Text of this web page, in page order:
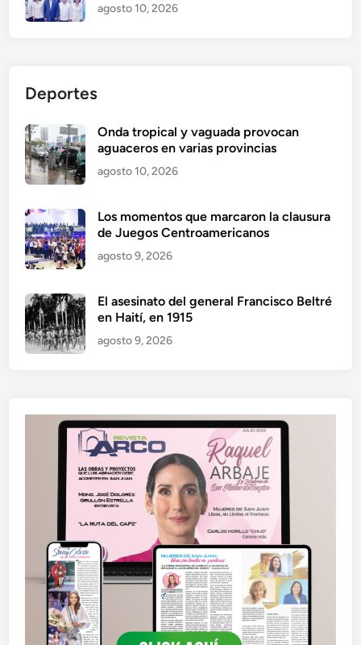
agosto 10, 2026
Deportes
Onda tropical y vaguada provocan
aguaceros en varias provincias
agosto 10, 2026
Los momentos que marcaron la clausura
de Juegos Centroamericanos
agosto 9, 2026
El asesinato del general Francisco Beltré
en Haití, en 1915
agosto 9, 2026